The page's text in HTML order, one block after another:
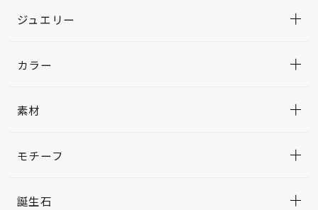
ジュエリー
カラー
素材
モチーフ
誕生石